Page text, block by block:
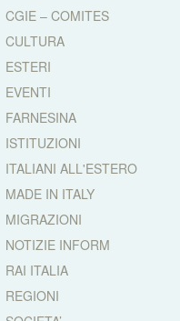
CGIE – COMITES
CULTURA
ESTERI
EVENTI
FARNESINA
ISTITUZIONI
ITALIANI ALL'ESTERO
MADE IN ITALY
MIGRAZIONI
NOTIZIE INFORM
RAI ITALIA
REGIONI